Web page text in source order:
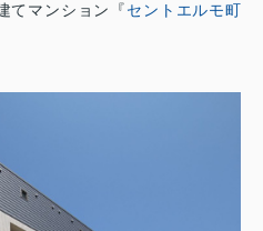
てマンション『セントエルモ町